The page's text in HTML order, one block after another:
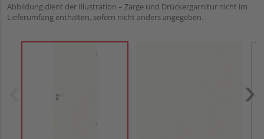
Abbildung dient der Illustration – Zarge und Drückergarnitur nicht im
Lieferumfang enthalten, sofern nicht anders angegeben.